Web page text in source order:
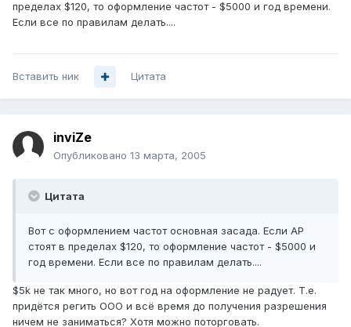
пределах $120, то оформление частот - $5000 и год времени.
Если все по правилам делать....
Вставить ник Цитата
inviZe
Опубликовано 13 марта, 2005
Цитата
Вот с оформлением частот основная засада. Если AP
стоят в пределах $120, то оформление частот - $5000 и
год времени. Если все по правилам делать....
$5k не так много, но вот год на оформление не радует. Т.е.
придётся регить ООО и всё время до получения разрешения
ничем не заниматься? Хотя можно поторговать.